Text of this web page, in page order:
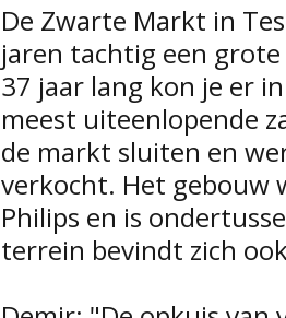
De Zwarte Markt in
jaren tachtig een
37 jaar lang kon je er
meest uiteenlopende
de markt sluiten en
verkocht. Het gebouw
Philips en is
terrein bevindt zich